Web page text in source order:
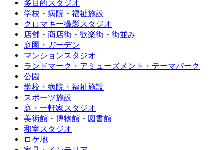
多目的スタジオ
学校・病院・福祉施設
クロマキー撮影スタジオ
店舗・商店街・歓楽街・街並み
庭園・ガーデン
マンションスタジオ
ランドマーク・アミューズメント・テーマパーク
公園
学校・病院・福祉施設
スポーツ施設
庭・一軒家スタジオ
美術館・博物館・図書館
和室スタジオ
ロケ地